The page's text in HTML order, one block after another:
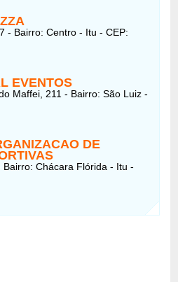
- Bairro: Centro - Itu - CEP:
EVENTOS
Maffei, 211 - Bairro: São Luiz -
DE
Chácara Flórida - Itu -